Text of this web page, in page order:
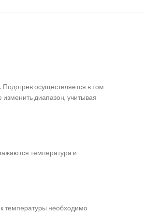
осуществляется в том
диапазон, учитывая
температура и
температуры необходимо